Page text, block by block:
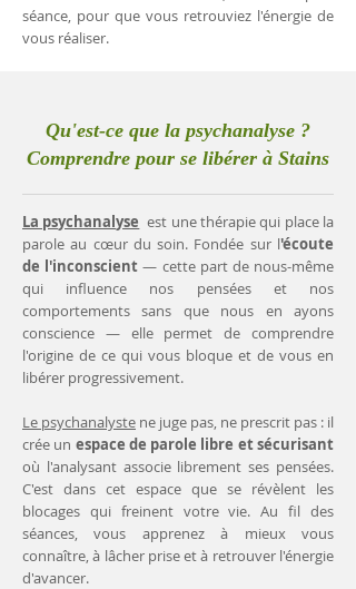
séance, pour que vous retrouviez l'énergie de
vous réaliser.
Qu'est-ce que la psychanalyse ?
Comprendre pour se libérer à Stains
La psychanalyse est une thérapie qui place la
parole au cœur du soin. Fondée sur l'écoute
de l'inconscient— cette part de nous-même
qui influence nos pensées et nos
comportements sans que nous en ayons
conscience — elle permet de comprendre
l'origine de ce qui vous bloque et de vous en
libérer progressivement.
Le psychanalyste ne juge pas, ne prescrit pas : il
crée un espace de parole libre et sécurisant
où l'analysant associe librement ses pensées.
C'est dans cet espace que se révèlent les
blocages qui freinent votre vie. Au fil des
séances, vous apprenez à mieux vous
connaître, à lâcher prise et à retrouver l'énergie
d'avancer.